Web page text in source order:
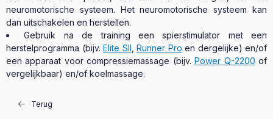
neuromotorische systeem. Het neuromotorische systeem kan
dan uitschakelen en herstellen.
Gebruik na de training een spierstimulator met een
herstelprogramma (bijv. Elite SII Runner Pro en dergelijke) en/of
een apparaat voor compressiemassage (bijv.Power Q-2200 of
vergelijkbaar) en/of koelmassage.
Terug